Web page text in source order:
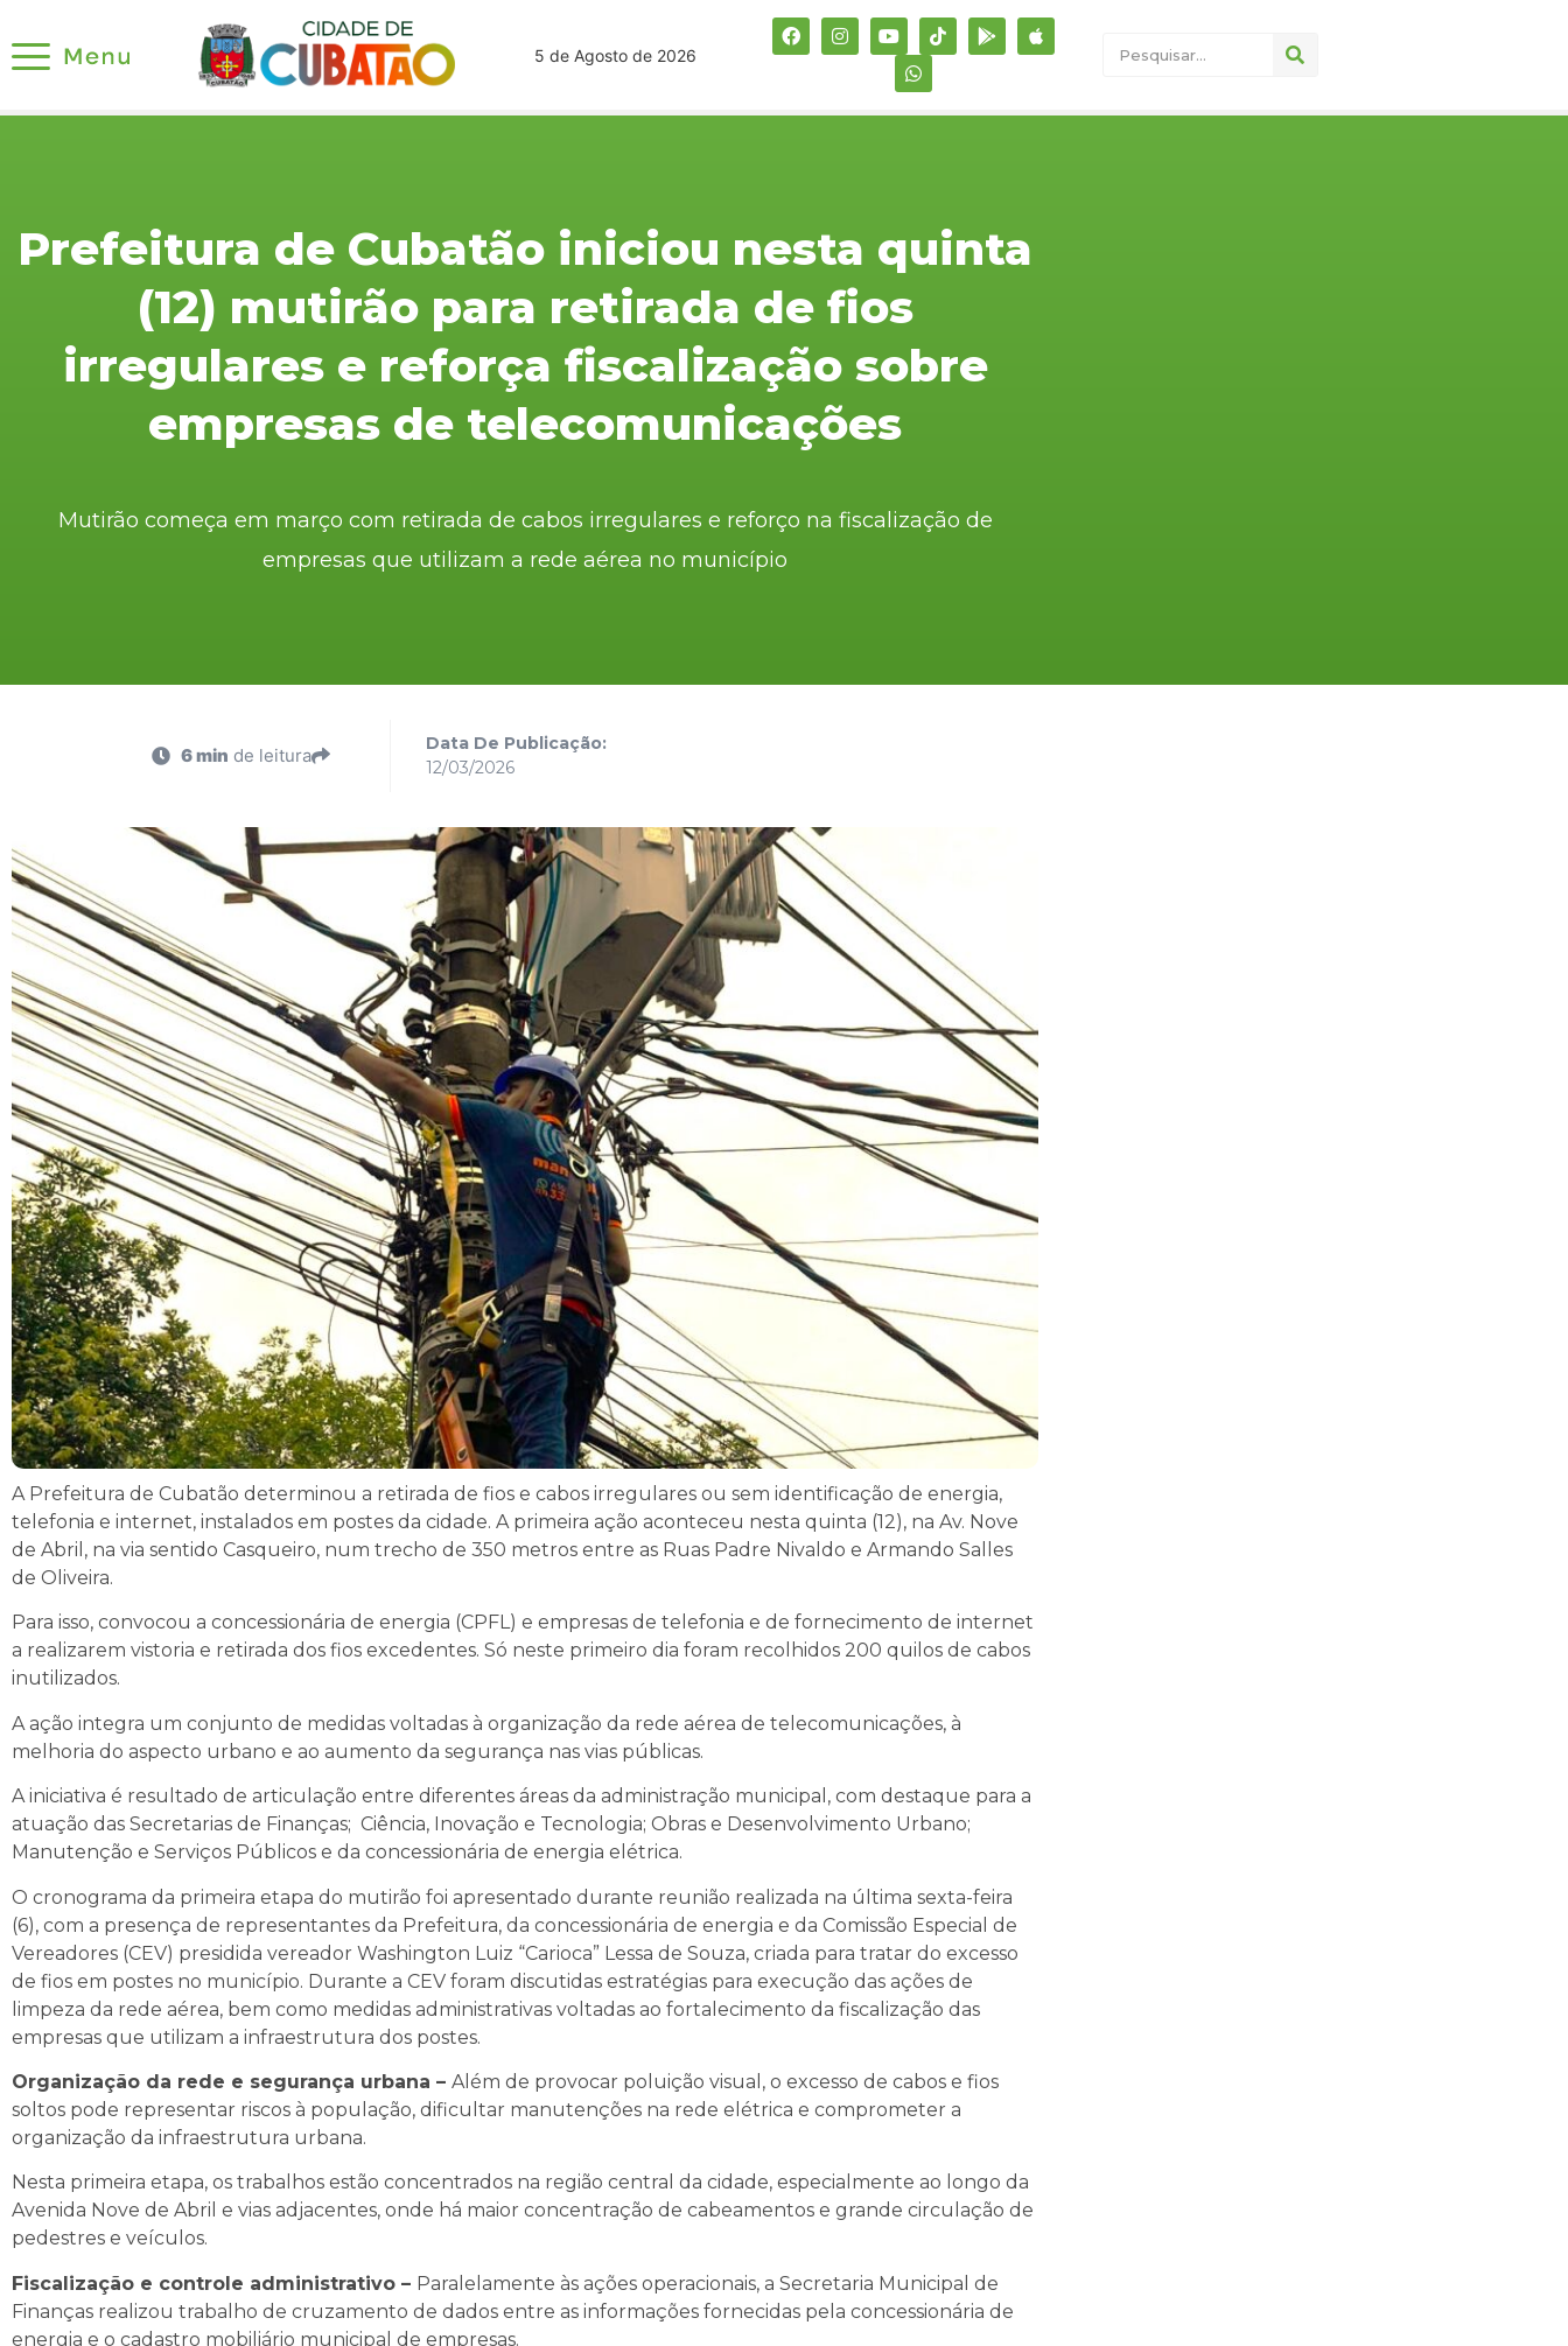
5 de Agosto de 2026
Prefeitura de Cubatão iniciou nesta quinta
(12) mutirão para retirada de fios
irregulares e reforça fiscalização sobre
empresas de telecomunicações
Mutirão começa em março com retirada de cabos irregulares e reforço na fiscalização de
empresas que utilizam a rede aérea no município
6 min de leitura
Data De Publicação:
12/03/2026
A Prefeitura de Cubatão determinou a retirada de fios e cabos irregulares ou sem identificação de energia,
telefonia e internet, instalados em postes da cidade. A primeira ação aconteceu nesta quinta (12), na Av. Nove
de Abril, na via sentido Casqueiro, num trecho de 350 metros entre as Ruas Padre Nivaldo e Armando Salles
de Oliveira.
Para isso, convocou a concessionária de energia (CPFL) e empresas de telefonia e de fornecimento de internet
a realizarem vistoria e retirada dos fios excedentes. Só neste primeiro dia foram recolhidos 200 quilos de cabos
inutilizados.
A ação integra um conjunto de medidas voltadas à organização da rede aérea de telecomunicações, à
melhoria do aspecto urbano e ao aumento da segurança nas vias públicas.
A iniciativa é resultado de articulação entre diferentes áreas da administração municipal, com destaque para a
atuação das Secretarias de Finanças; Ciência, Inovação e Tecnologia; Obras e Desenvolvimento Urbano;
Manutenção e Serviços Públicos e da concessionária de energia elétrica.
O cronograma da primeira etapa do mutirão foi apresentado durante reunião realizada na última sexta-feira
(6), com a presença de representantes da Prefeitura, da concessionária de energia e da Comissão Especial de
Vereadores (CEV) presidida vereador Washington Luiz “Carioca” Lessa de Souza, criada para tratar do excesso
de fios em postes no município. Durante a CEV foram discutidas estratégias para execução das ações de
limpeza da rede aérea, bem como medidas administrativas voltadas ao fortalecimento da fiscalização das
empresas que utilizam a infraestrutura dos postes.
Organização da rede e segurança urbana – Além de provocar poluição visual, o excesso de cabos e fios
soltos pode representar riscos à população, dificultar manutenções na rede elétrica e comprometer a
organização da infraestrutura urbana.
Nesta primeira etapa, os trabalhos estão concentrados na região central da cidade, especialmente ao longo da
Avenida Nove de Abril e vias adjacentes, onde há maior concentração de cabeamentos e grande circulação de
pedestres e veículos.
Fiscalização e controle administrativo – Paralelamente às ações operacionais, a Secretaria Municipal de
Finanças realizou trabalho de cruzamento de dados entre as informações fornecidas pela concessionária de
energia e o cadastro mobiliário municipal de empresas.